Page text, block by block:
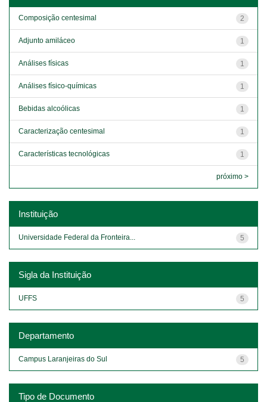
2
Composição centesimal
1
Adjunto amiláceo
1
Análises físicas
1
Análises físico-químicas
1
Bebidas alcoólicas
1
Caracterização centesimal
1
Características tecnológicas
próximo >
Instituição
5
Universidade Federal da Fronteira...
Sigla da Instituição
5
UFFS
Departamento
5
Campus Laranjeiras do Sul
Tipo de Documento